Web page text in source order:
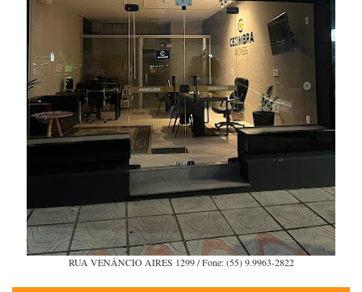
RUA VENÂNCIO AIRES 1299 / Fone: (55) 9.9963-2822